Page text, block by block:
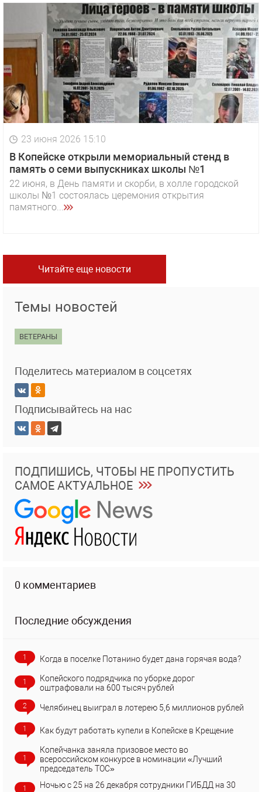
23 июня 2026 15:10
В Копейске открыли мемориальный стенд в
память о семи выпускниках школы №1
22 июня, в День памяти и скорби, в холле городской
школы №1 состоялась церемония открытия
памятного...
Читайте еще новости
Темы новостей
ВЕТЕРАНЫ
Поделитесь материалом в соцсетях
Подписывайтесь на нас
ПОДПИШИСЬ, ЧТОБЫ НЕ ПРОПУСТИТЬ
САМОЕ АКТУАЛЬНОЕ
0 комментариев
Последние обсуждения
1 Когда в поселке Потанино будет дана горячая вода?
1
Копейского подрядчика по уборке дорог
оштрафовали на 600 тысяч рублей
2 Челябинец выиграл в лотерею 5,6 миллионов рублей
1 Как будут работать купели в Копейске в Крещение
1
Копейчанка заняла призовое место во
всероссийском конкурсе в номинации «Лучший
председатель ТОС»
1
Ночью с 25 на 26 декабря сотрудники ГИБДД на 30